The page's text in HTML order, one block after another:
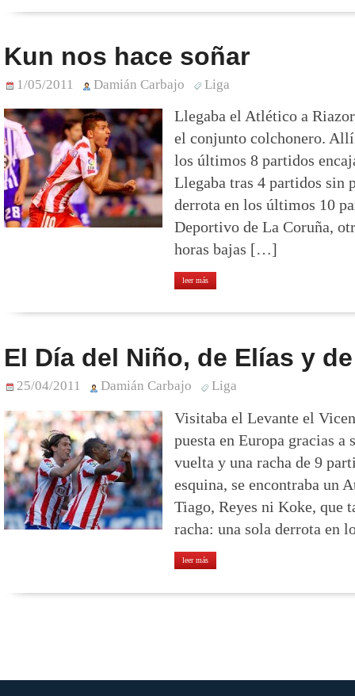
Kun nos hace soñar
1/05/2011 Damián Carbajo Liga
Llegaba el Atlético a
el conjunto colchonero. Allí
los últimos 8 partidos
Llegaba tras 4 partidos sin
derrota en los últimos 10
Deportivo de La Coruña,
horas bajas […]
leer más
El Día del Niño, de Elías y
25/04/2011 Damián Carbajo Liga
Visitaba el Levante el
puesta en Europa gracias a
vuelta y una racha de 9
esquina, se encontraba un
Tiago, Reyes ni Koke, que
racha: una sola derrota
leer más